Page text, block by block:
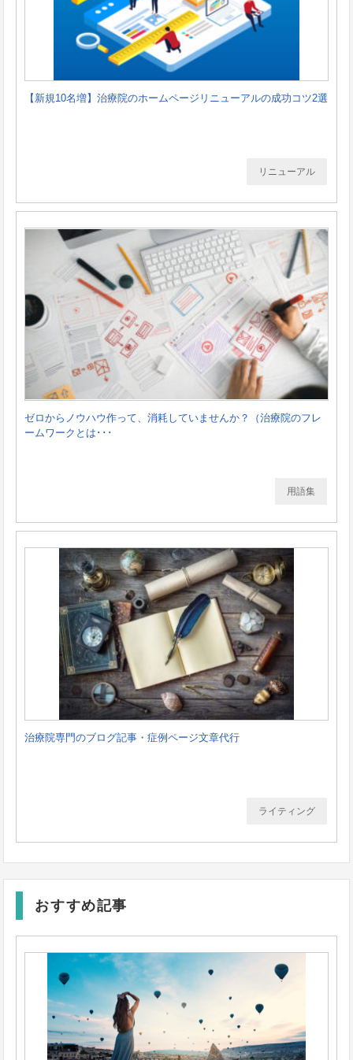
【新規10名増】治療院のホームページリニューアルの成功コツ2選
リニューアル
ゼロからノウハウ作って、消耗していませんか？（治療院のフレ
ームワークとは･･･
用語集
治療院専門のブログ記事・症例ページ文章代行
ライティング
おすすめ記事